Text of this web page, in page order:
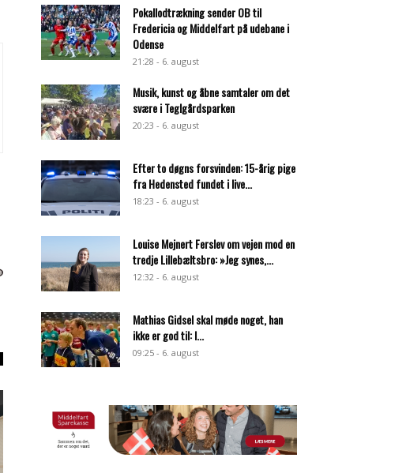
Pokallodtrækning sender OB til
Fredericia og Middelfart på udebane i
Odense
21:28 - 6. august
Musik, kunst og åbne samtaler om det
svære i Teglgårdsparken
20:23 - 6. august
Efter to døgns forsvinden: 15-årig pige
fra Hedensted fundet i live...
18:23 - 6. august
Louise Mejnert Ferslev om vejen mod en
tredje Lillebæltsbro: »Jeg synes,...
12:32 - 6. august
Mathias Gidsel skal møde noget, han
ikke er god til: I...
09:25 - 6. august